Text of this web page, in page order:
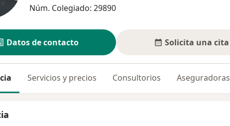
Núm. Colegiado: 29890
Datos de contacto Solicita una cita
Servicios y precios Consultorios Aseguradoras